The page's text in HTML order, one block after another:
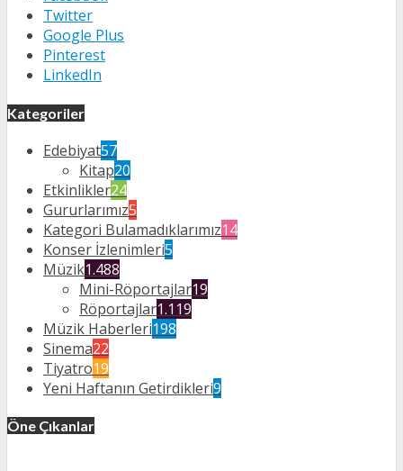
Twitter
Google Plus
Pinterest
LinkedIn
Kategoriler
Edebiyat57
Kitap20
Etkinlikler24
Gururlarımız5
Kategori Bulamadıklarımız14
Konser İzlenimleri5
Müzik1.488
Mini-Röportajlar19
Röportajlar1.119
Müzik Haberleri198
Sinema22
Tiyatro19
Yeni Haftanın Getirdikleri9
Öne Çıkanlar